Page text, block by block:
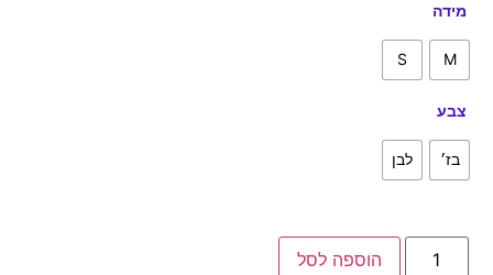
מידה
M
S
צבע
בז׳ לבן
הוספה לסל